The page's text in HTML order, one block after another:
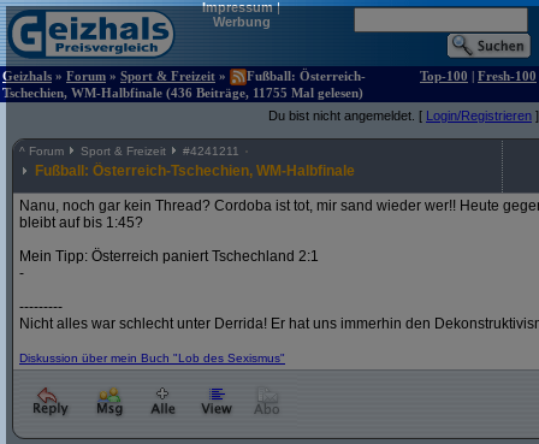
Impressum|
Werbung
Geizhals » Forum » Sport & Freizeit »
Fußball: Österreich-
Tschechien, WM-Halbfinale (436 Beiträge, 11755 Mal gelesen)
Top-100 | Fresh-100
Du bist nicht angemeldet. [ Login/Registrieren ]
^ Forum Sport & Freizeit #4241211
Fußball: Österreich-Tschechien, WM-Halbfinale
Nanu, noch gar kein Thread? Cordoba ist tot, mir sand wieder wer!! Heute
bleibt auf bis 1:45?
Mein Tipp: Österreich paniert Tschechland 2:1
-
---------
Nicht alles war schlecht unter Derrida! Er hat uns immerhin den
Diskussion über mein Buch "Lob des Sexismus"